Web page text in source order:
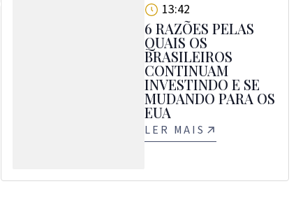
13:42
6 RAZÕES PELAS
QUAIS OS
BRASILEIROS
CONTINUAM
INVESTINDO E SE
MUDANDO PARA OS
EUA
LER MAIS